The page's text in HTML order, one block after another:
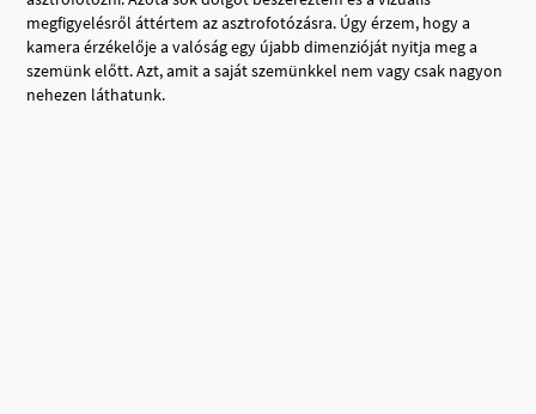
megfigyelésről áttértem az asztrofotózásra. Úgy érzem, hogy a
kamera érzékelője a valóság egy újabb dimenzióját nyitja meg a
szemünk előtt. Azt, amit a saját szemünkkel nem vagy csak nagyon
nehezen láthatunk.